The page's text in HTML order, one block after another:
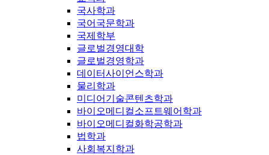
국사학과
국어국문학과
국제학부
글로벌경영대학
글로벌경영학과
데이터사이언스학과
물리학과
미디어기술콘텐츠학과
바이오메디컬소프트웨어학과
바이오메디컬화학공학과
법학과
사회복지학과